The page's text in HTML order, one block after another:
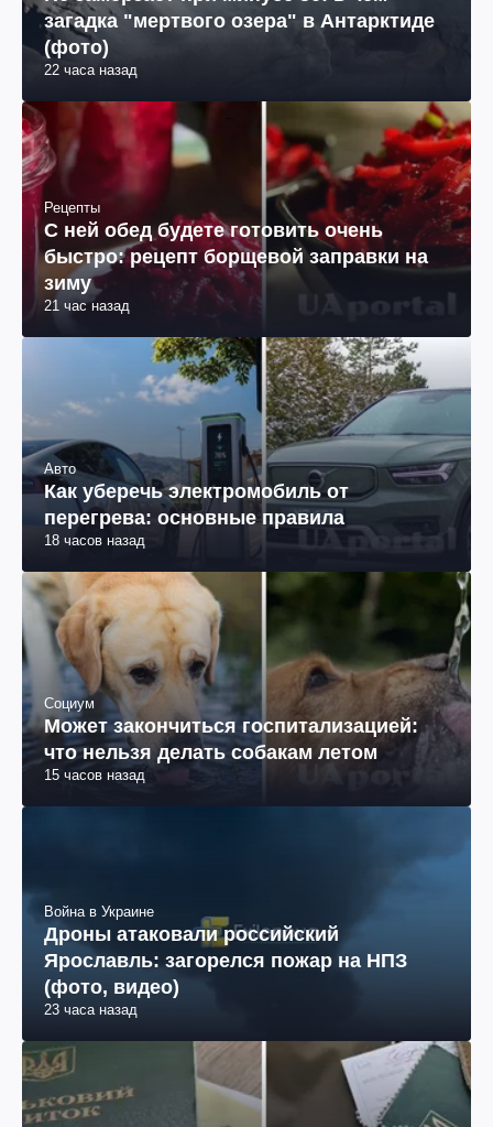
загадка "мертвого озера" в Антарктиде
(фото)
22 часа назад
Рецепты
С ней обед будете готовить очень
быстро: рецепт борщевой заправки на
зиму
21 час назад
Авто
Как уберечь электромобиль от
перегрева: основные правила
18 часов назад
Социум
Может закончиться госпитализацией:
что нельзя делать собакам летом
15 часов назад
Война в Украине
Дроны атаковали российский
Ярославль: загорелся пожар на НПЗ
(фото, видео)
23 часа назад